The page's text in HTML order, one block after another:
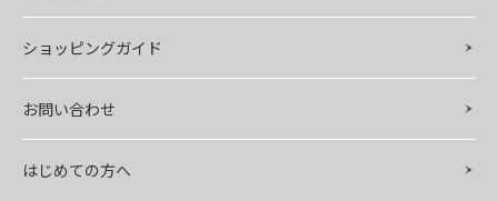
ショッピングガイド
お問い合わせ
はじめての方へ